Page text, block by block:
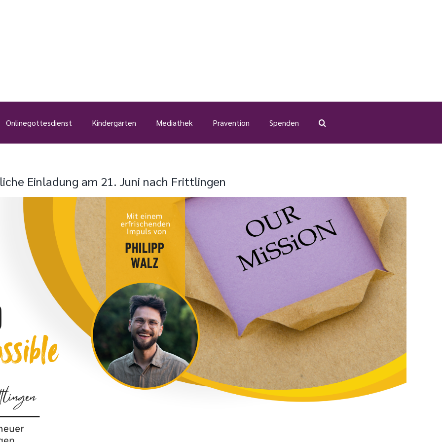
Onlinegottesdienst Kindergärten Mediathek Prävention Spenden
Einladung am 21. Juni nach Frittlingen